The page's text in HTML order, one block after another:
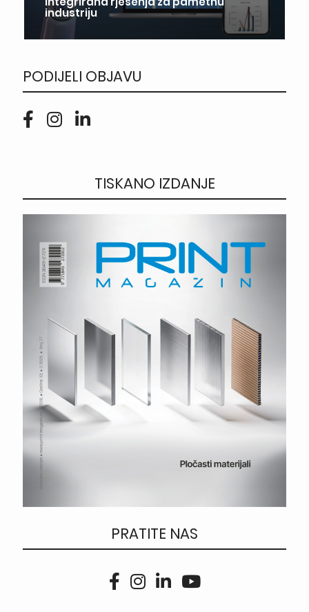
industriju
PODIJELI OBJAVU
TISKANO IZDANJE
PRATITE NAS